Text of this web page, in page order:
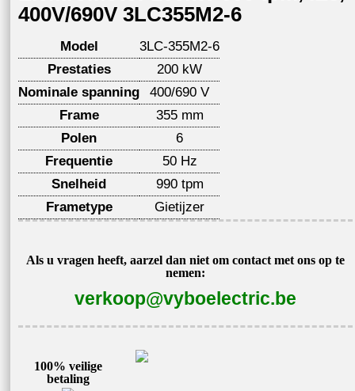
400V/690V 3LC355M2-6
Model
3LC-355M2-6
Prestaties
200 kW
Nominale spanning
400/690 V
Frame
355 mm
Polen
6
Frequentie
50 Hz
Snelheid
990 tpm
Frametype
Gietijzer
Als u vragen heeft, aarzel dan niet om contact met ons op te
nemen:
verkoop@vyboelectric.be
100% veilige
betaling